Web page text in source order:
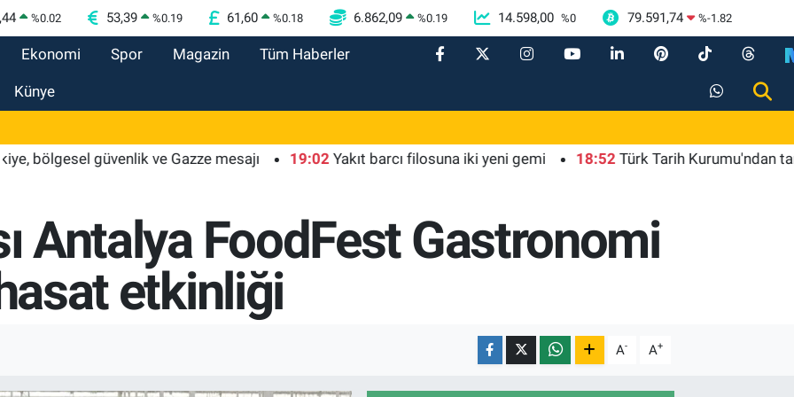
%0.02 53,39 %0.19 61,60 %0.18 6.862,09 %0.19 14.598,00 %0 79.591,74 %-1.82
Ekonomi Spor Magazin Tüm Haberler
Künye
güvenlik ve Gazze mesajı 19:02 Yakıt barcı filosuna iki yeni gemi 18:52 Türk Tarih Kurumu'ndan tarihi
Antalya FoodFest Gastronomi
etkinliği
A- A+